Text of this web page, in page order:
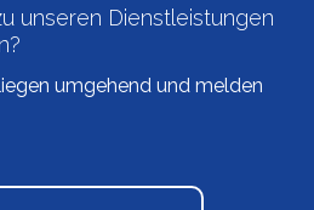
unseren Dienstleistungen
umgehend und melden